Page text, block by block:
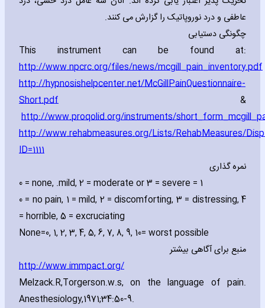
عاطفی و درد نوروپاتیک را گزارش می کنند.
چگونگی دستیابی
This instrument can be found at:
http://www.npcrc.org/files/news/mcgill_pain_inventory.pdf
http://hypnosishelpcenter.net/McGillPainQuestionnaire-
Short.pdf &
http://www.proqolid.org/instruments/
http://www.rehabmeasures.org/Lists/RehabMeasures/
ID=1111
نمره گذاری
0 = none‚ 1 = mild‚
2 = moderate or3 = severe.
0 = no pain‚ 1 = mild‚ 2 = discomforting‚ 3 = distressing‚ 4
= horrible‚ 5 = excruciating
None=0‚ 1‚ 2‚ 3‚ 4‚ 5‚ 6‚ 7‚ 8‚ 9‚ 10= worst possible
منبع برای آگاهی بیشتر
http://www.immpact.org/
Melzack.R‚Torgerson.w.s‚ on the language of pain.
Anesthesiology‚1971;34:50-9.